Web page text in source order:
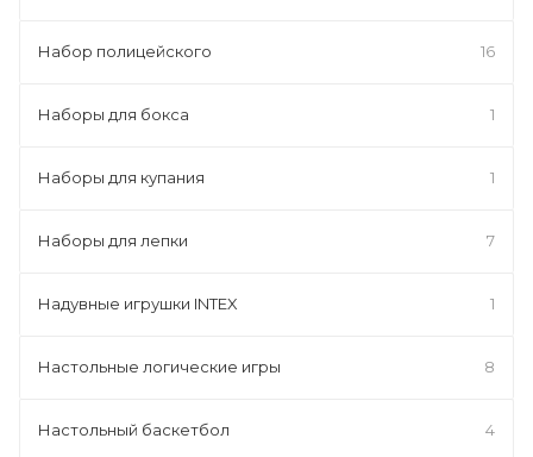
Набор полицейского 16
Наборы для бокса 1
Наборы для купания 1
Наборы для лепки 7
Надувные игрушки INTEX 1
Настольные логические игры 8
Настольный баскетбол 4